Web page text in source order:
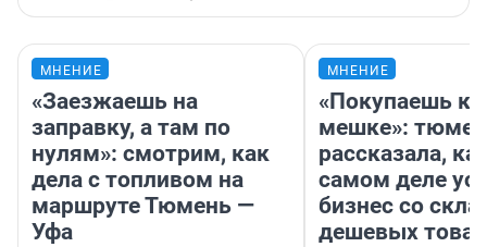
МНЕНИЕ
«Заезжаешь на
заправку, а там по
нулям»: смотрим, как
дела с топливом на
маршруте Тюмень —
Уфа
МНЕНИЕ
«Покупаешь
мешке»:
рассказала,
самом деле
бизнес со
дешевых